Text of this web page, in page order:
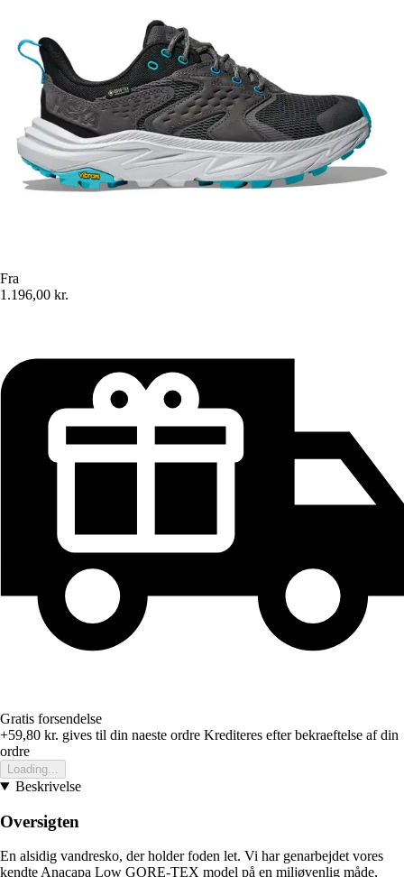
Fra
1.196,00 kr.
Gratis forsendelse
+59,80 kr. gives til din naeste ordre Krediteres efter bekraeftelse af din
ordre
Loading...
Beskrivelse
Oversigten
En alsidig vandresko, der holder foden let. Vi har genarbejdet vores
kendte Anacapa Low GORE-TEX model på en miljøvenlig måde,